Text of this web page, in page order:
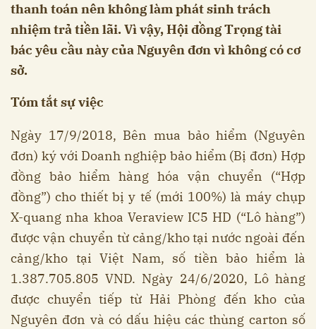
thanh toán nên không làm phát sinh trách
nhiệm trả tiền lãi. Vì vậy, Hội đồng Trọng tài
bác yêu cầu này của Nguyên đơn vì không có cơ
sở.
Tóm tắt sự việc
Ngày 17/9/2018, Bên mua bảo hiểm (Nguyên
đơn) ký với Doanh nghiệp bảo hiểm (Bị đơn) Hợp
đồng bảo hiểm hàng hóa vận chuyển (“Hợp
đồng”) cho thiết bị y tế (mới 100%) là máy chụp
X-quang nha khoa Veraview IC5 HD (“Lô hàng”)
được vận chuyển từ cảng/kho tại nước ngoài đến
cảng/kho tại Việt Nam, số tiền bảo hiểm là
1.387.705.805 VND. Ngày 24/6/2020, Lô hàng
được chuyển tiếp từ Hải Phòng đến kho của
Nguyên đơn và có dấu hiệu các thùng carton số